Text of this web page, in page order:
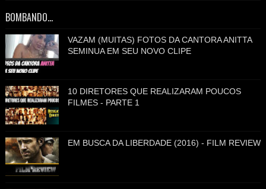
BOMBANDO...
VAZAM (MUITAS) FOTOS DA CANTORA ANITTA
SEMINUA EM SEU NOVO CLIPE
10 DIRETORES QUE REALIZARAM POUCOS
FILMES - PARTE 1
EM BUSCA DA LIBERDADE (2016) - FILM REVIEW